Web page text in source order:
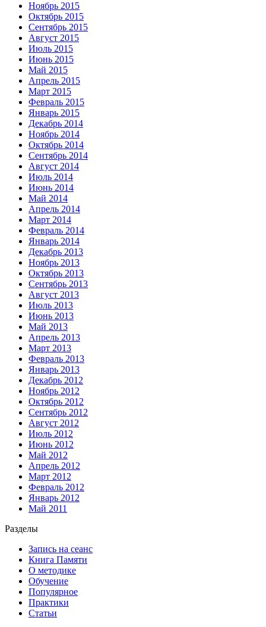
Ноябрь 2015
Октябрь 2015
Сентябрь 2015
Август 2015
Июль 2015
Июнь 2015
Май 2015
Апрель 2015
Март 2015
Февраль 2015
Январь 2015
Декабрь 2014
Ноябрь 2014
Октябрь 2014
Сентябрь 2014
Август 2014
Июль 2014
Июнь 2014
Май 2014
Апрель 2014
Март 2014
Февраль 2014
Январь 2014
Декабрь 2013
Ноябрь 2013
Октябрь 2013
Сентябрь 2013
Август 2013
Июль 2013
Июнь 2013
Май 2013
Апрель 2013
Март 2013
Февраль 2013
Январь 2013
Декабрь 2012
Ноябрь 2012
Октябрь 2012
Сентябрь 2012
Август 2012
Июль 2012
Июнь 2012
Май 2012
Апрель 2012
Март 2012
Февраль 2012
Январь 2012
Май 2011
Разделы
Запись на сеанс
Книга Памяти
О методике
Обучение
Популярное
Практики
Статьи